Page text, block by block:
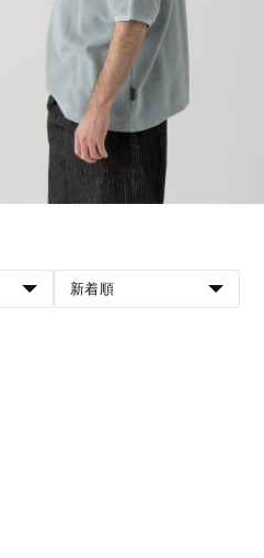
新着順